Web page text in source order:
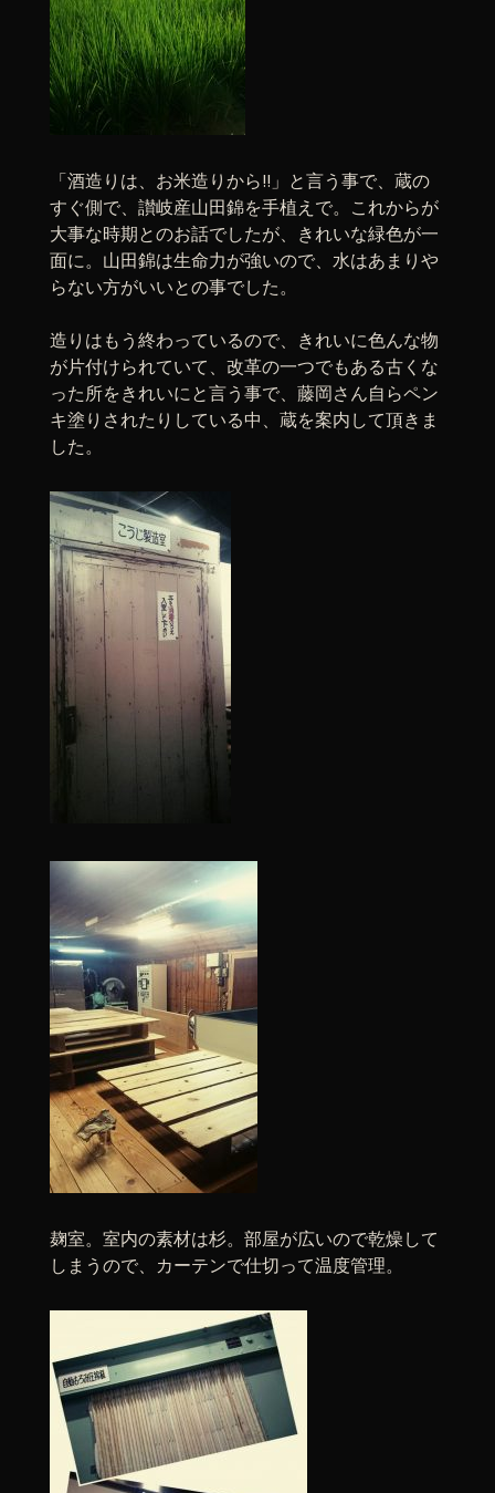
「酒造りは、お米造りから!!」と言う事で、蔵の
すぐ側で、讃岐産山田錦を手植えで。これからが
大事な時期とのお話でしたが、きれいな緑色が一
面に。山田錦は生命力が強いので、水はあまりや
らない方がいいとの事でした。
造りはもう終わっているので、きれいに色んな物
が片付けられていて、改革の一つでもある古くな
った所をきれいにと言う事で、藤岡さん自らペン
キ塗りされたりしている中、蔵を案内して頂きま
した。
麹室。室内の素材は杉。部屋が広いので乾燥して
しまうので、カーテンで仕切って温度管理。